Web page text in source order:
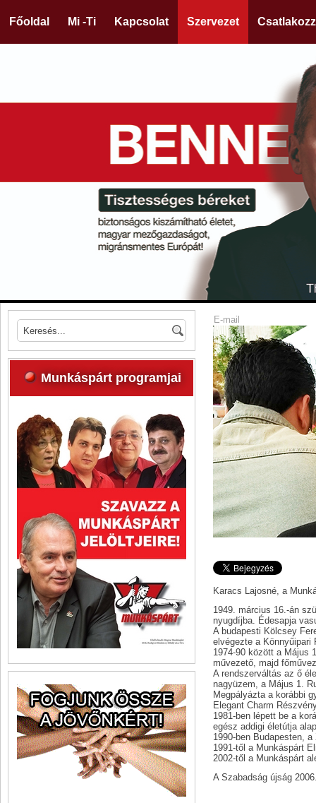
Főoldal Mi -Ti Kapcsolat Szervezet Csatlakozz
Munkáspárt programjai
E-mail
Karacs Lajosné, a
1949. március 16.-án
nyugdíjba. Édesapja
A budapesti Kölcsey
elvégezte a
1974-90 között a Május
művezető, majd
A rendszerváltás az ő
nagyüzem, a Május 1.
Megpályázta a korábbi
Elegant Charm
1981-ben lépett be a
egész addigi életútja
1990-ben Budapesten,
1991-től a Munkáspárt
2002-től a Munkáspárt
A Szabadság újság